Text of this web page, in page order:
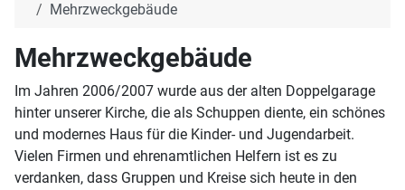
Mehrzweckgebäude
Mehrzweckgebäude
Im Jahren 2006/2007 wurde aus der alten Doppelgarage
hinter unserer Kirche, die als Schuppen diente, ein schönes
und modernes Haus für die Kinder- und Jugendarbeit.
Vielen Firmen und ehrenamtlichen Helfern ist es zu
verdanken, dass Gruppen und Kreise sich heute in den